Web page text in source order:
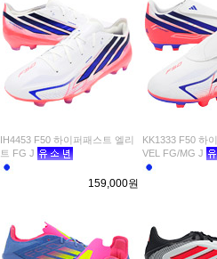
IH4453 F50 하이퍼패스트 엘리
트 FG J
159,000원
KK1333 F50 하
VEL FG/MG J